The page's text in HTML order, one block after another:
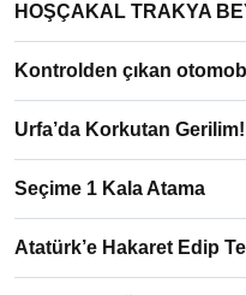
HOŞÇAKAL TRAKYA
Kontrolden çıkan
Urfa’da Korkutan Gerilim!
Seçime 1 Kala Atama
Atatürk’e Hakaret Edip